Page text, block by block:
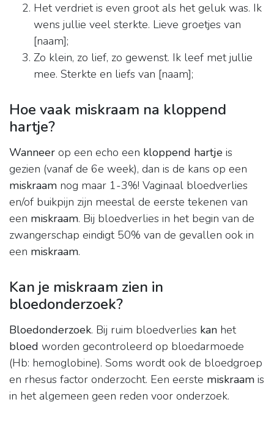
Het verdriet is even groot als het geluk was. Ik
wens jullie veel sterkte. Lieve groetjes van
[naam];
Zo klein, zo lief, zo gewenst. Ik leef met jullie
mee. Sterkte en liefs van [naam];
Hoe vaak miskraam na kloppend
hartje?
Wanneer op een echo een kloppend hartje is
gezien (vanaf de 6e week), dan is de kans op een
miskraam nog maar 1-3%! Vaginaal bloedverlies
en/of buikpijn zijn meestal de eerste tekenen van
een miskraam. Bij bloedverlies in het begin van de
zwangerschap eindigt 50% van de gevallen ook in
een miskraam.
Kan je miskraam zien in
bloedonderzoek?
Bloedonderzoek. Bij ruim bloedverlies kan het
bloed worden gecontroleerd op bloedarmoede
(Hb: hemoglobine). Soms wordt ook de bloedgroep
en rhesus factor onderzocht. Een eerste miskraam is
in het algemeen geen reden voor onderzoek.